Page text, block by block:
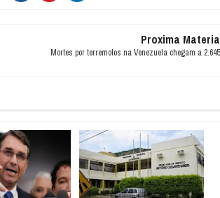
Proxima Materia
Mortes por terremotos na Venezuela chegam a 2.645